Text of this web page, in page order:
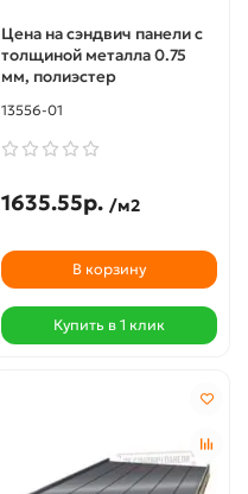
Цена на сэндвич панели с
толщиной металла 0.75
мм, полиэстер
13556-01
1635.55р. /м2
В корзину
Купить в 1 клик